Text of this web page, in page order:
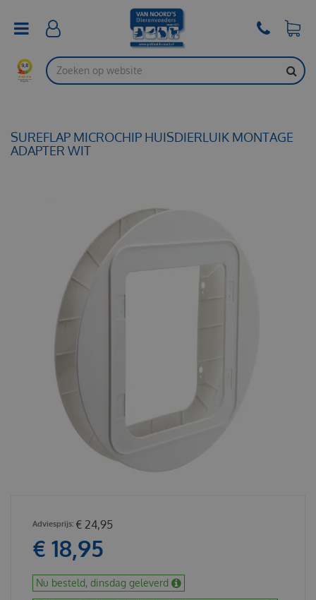
SUREFLAP MICROCHIP HUISDIERLUIK MONTAGE
ADAPTER WIT
€ 24,95
€ 18,95
Nu besteld, dinsdag geleverd